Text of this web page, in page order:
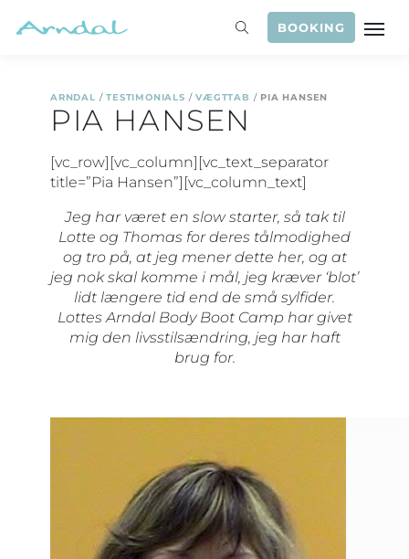
BOOKING
ARNDAL /TESTIMONIALS /VÆGTTAB / PIA HANSEN
PIA HANSEN
[vc_row][vc_column][vc_text_separator
title=”Pia Hansen”][vc_column_text]
Jeg har været en slow starter, så tak til
Lotte og Thomas for deres tålmodighed
og tro på, at jeg mener dette her, og at
jeg nok skal komme i mål, jeg kræver ‘blot’
lidt længere tid end de små sylfider.
Lottes Arndal Body Boot Camp har givet
mig den livsstilsændring, jeg har haft
brug for.